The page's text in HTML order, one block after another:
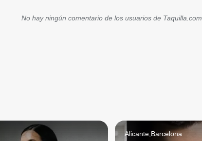
No hay ningún comentario de los usuarios de Taquilla.com
Alicante,Barcelona